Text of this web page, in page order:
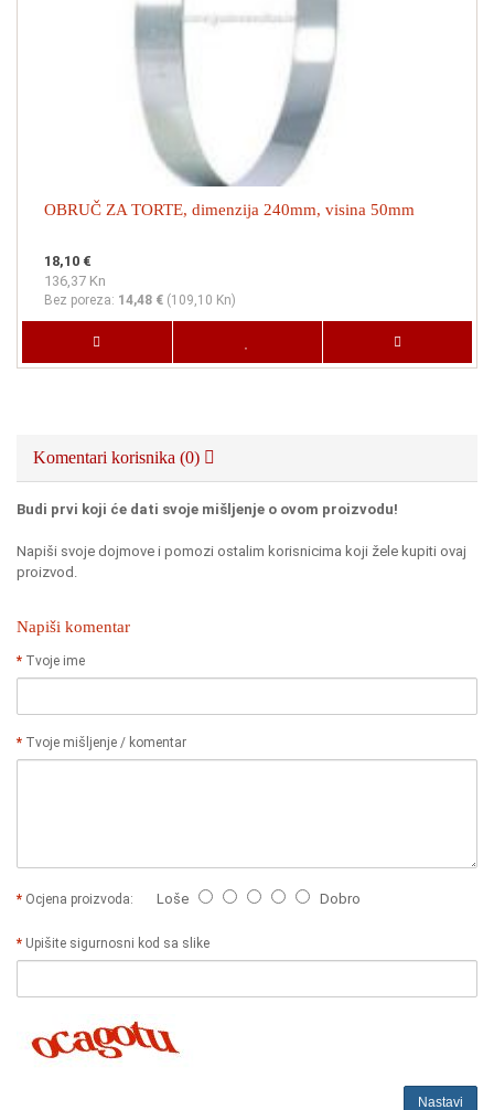
OBRUČ ZA TORTE, dimenzija 240mm, visina 50mm
18,10 €
136,37 Kn
Bez poreza: 14,48 € (109,10 Kn)
Komentari korisnika (0)
Budi prvi koji će dati svoje mišljenje o ovom proizvodu!
Napiši svoje dojmove i pomozi ostalim korisnicima koji žele kupiti ovaj
proizvod.
Napiši komentar
Tvoje ime
Tvoje mišljenje / komentar
Ocjena proizvoda: Loše Dobro
Upišite sigurnosni kod sa slike
Nastavi